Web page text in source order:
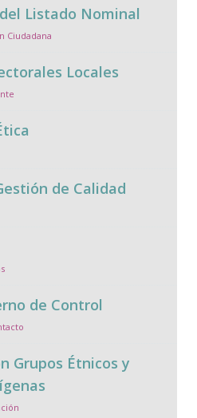
Listado Nominal
Ciudadana
Locales
de Calidad
de Control
Grupos Étnicos y